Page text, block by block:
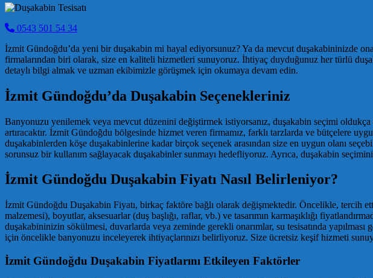
0543 501 54 34
İzmit Gündoğdu’da yeni bir duşakabin mi hayal ediyorsunuz? Ya da mevcut duşakabininizde
firmalarından biri olarak, size en kaliteli hizmetleri sunuyoruz. İhtiyaç duyduğunuz her türlü
detaylı bilgi almak ve uzman ekibimizle görüşmek için okumaya devam edin.
İzmit Gündoğdu’da Duşakabin Seçenekleriniz
Banyonuzu yenilemek veya mevcut düzenini değiştirmek istiyorsanız, duşakabin seçimi oldukça
artıracaktır. İzmit Gündoğdu bölgesinde hizmet veren firmamız, farklı tarzlarda ve bütçelere
duşakabinlerden köşe duşakabinlerine kadar birçok seçenek arasından size en uygun olanı
sorunsuz bir kullanım sağlayacak duşakabinler sunmayı hedefliyoruz. Ayrıca, duşakabin
İzmit Gündoğdu Duşakabin Fiyatı Nasıl Belirleniyor?
İzmit Gündoğdu Duşakabin Fiyatı, birkaç faktöre bağlı olarak değişmektedir. Öncelikle,
malzemesi), boyutlar, aksesuarlar (duş başlığı, raflar, vb.) ve tasarımın karmaşıklığı
duşakabininizin sökülmesi, duvarlarda veya zeminde gerekli onarımlar, su tesisatında
için öncelikle banyonuzu inceleyerek ihtiyaçlarınızı belirliyoruz. Size ücretsiz keşif hizmeti
İzmit Gündoğdu Duşakabin Fiyatlarını Etkileyen Faktörler